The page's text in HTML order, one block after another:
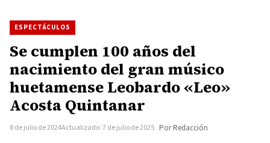
ESPECTÁCULOS
Se cumplen 100 años del
nacimiento del gran músico
huetamense Leobardo «Leo»
Acosta Quintanar
8 de julio de 2024Actualizado: 7 de julio de 2025 Por Redacción